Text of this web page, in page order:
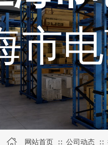
市
网站首页 ∷ 公司动态 ∷